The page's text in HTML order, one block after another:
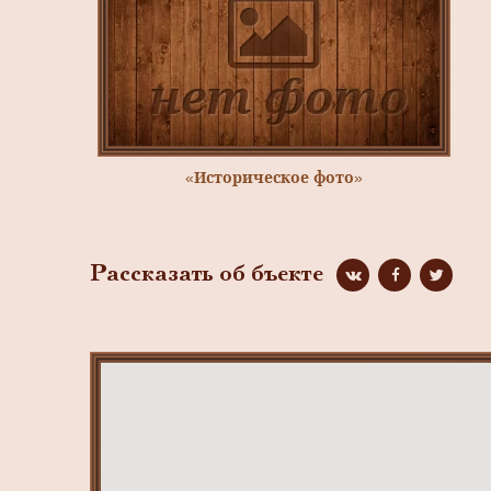
«Историческое фото»
Рассказать об бъекте